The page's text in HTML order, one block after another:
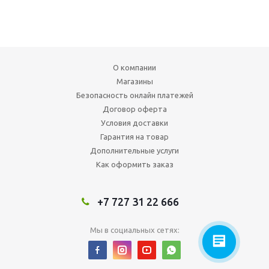
О компании
Магазины
Безопасность онлайн платежей
Договор оферта
Условия доставки
Гарантия на товар
Дополнительные услуги
Как оформить заказ
+7 727 31 22 666
Мы в социальных сетях: